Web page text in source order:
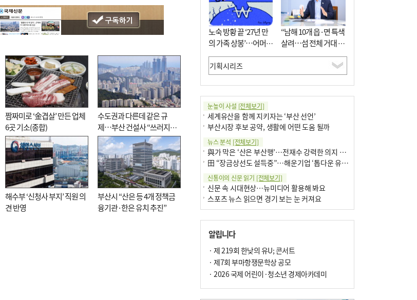
짬짜미로 ‘金겹살’ 만든 업체
6곳 기소(종합)
수도권과 다른데 같은 규
제…부산 건설사 “쓰러지기
직전”
해수부 ‘신청사 부지’ 직원 의
견 반영
부산시 “산은 등 4개 정책금
융기관·한은 유치 추진”
노숙 방황 끝 ‘27년 만
의 가족 상봉’…어머니
와 행복 꿈꿔
“남해 10개 읍·면 특색
살려…섬 전체 거대 정
원으로 조성”
눈높이 사설 [전체보기]
세계유산을 함께 지키자는 ‘부산 선언’
부산시장 후보 공약, 생활에 어떤 도움 될까
뉴스 분석 [전체보기]
與가 막은 ‘산은 부산행’…전재수 강력한 의지 표명 없인 공염불
田 “장금상선도 설득중”…해운기업 ‘톱다운 유치전’ 가속
신통이의 신문 읽기 [전체보기]
신문 속 시대현상…뉴미디어 활용해 봐요
스포츠 뉴스 읽으면 경기 보는 눈 커져요
구·군 승진 축하화분 관행 없애자니 소상공인 울상
팩트체크[전체보기]
알립니다
· 제 219회 한낮의 유U; 콘서트
· 제7회 부마항쟁문학상 공모
· 2026 국제 어린이·청소년 경제아카데미